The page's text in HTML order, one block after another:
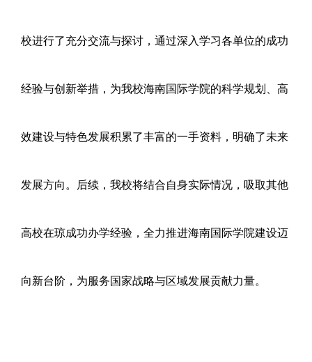
校进行了充分交流与探讨，通过深入学习各单位的成功
经验与创新举措，为我校海南国际学院的科学规划、高
效建设与特色发展积累了丰富的一手资料，明确了未来
发展方向。后续，我校将结合自身实际情况，吸取其他
高校在琼成功办学经验，全力推进海南国际学院建设迈
向新台阶，为服务国家战略与区域发展贡献力量。